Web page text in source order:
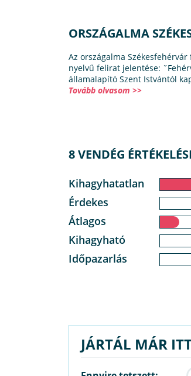
ORSZÁGALMA
Az országalma
nyelvű felirat jelentése:
államalapító Szent Istvántól
Tovább olvasom >>
8 VENDÉG
Kihagyhatatlan
Érdekes
Átlagos
Kihagyható
Időpazarlás
JÁRTÁL MÁR